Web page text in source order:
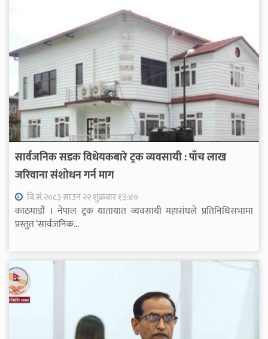
सार्वजनिक सडक विधेयकबारे ट्रक व्यवसायी : पाँच लाख
जरिवाना संशोधन गर्न माग
वि.सं.२०८३ साउन २२ शुक्रवार १३:४०
काठमाडौं । नेपाल ट्रक यातायात व्यवसायी महासंघले प्रतिनिधिसभामा
प्रस्तुत ‘सार्वजनिक...